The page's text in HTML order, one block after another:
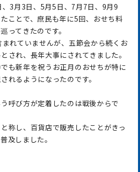
3月3日、5月5日、7月7日、9月9
ことで、庶民も年に5回、おせち料
ってきたのです。
れていませんが、五節会から続くお
され、長年大事にされてきました。
も新年を祝うお正月のおせちが特に
れるようになったのです。
呼び方が定着したのは戦後からで
称し、百貨店で販売したことがきっ
及しました。